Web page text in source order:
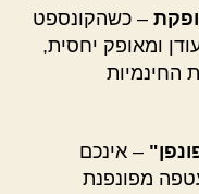
– כשהקונספט
ומאופק יחסית,
– אינכם
מפונפנת